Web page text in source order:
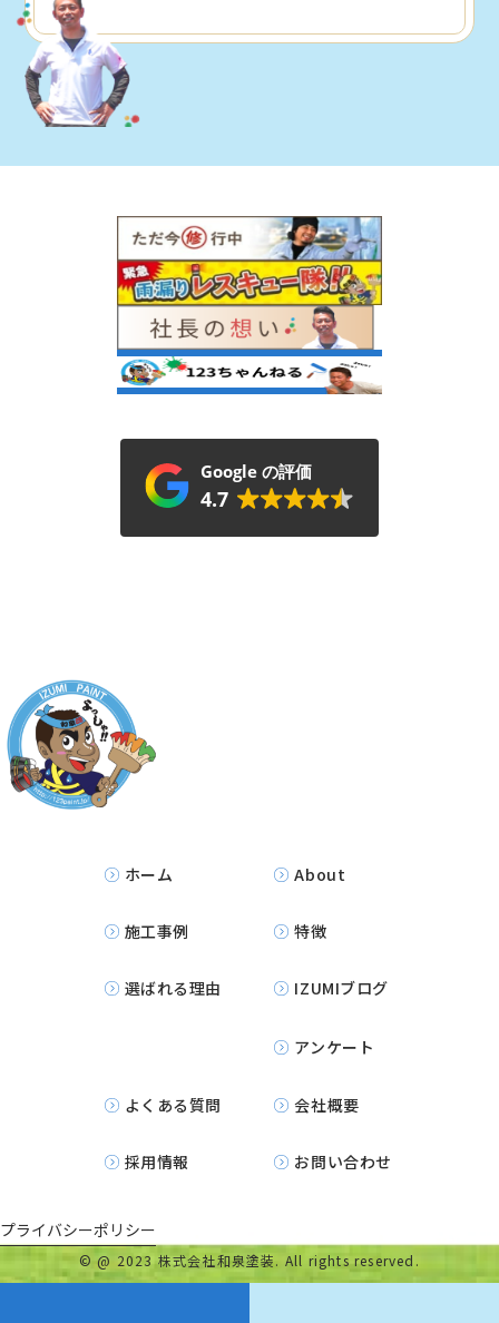
Google の評価
4.7
ホーム About
施工事例 特徴
選ばれる理由 IZUMIブログ
アンケート
よくある質問 会社概要
採用情報 お問い合わせ
© @ 2023 株式会社和泉塗装. All rights reserved.
プライバシーポリシー